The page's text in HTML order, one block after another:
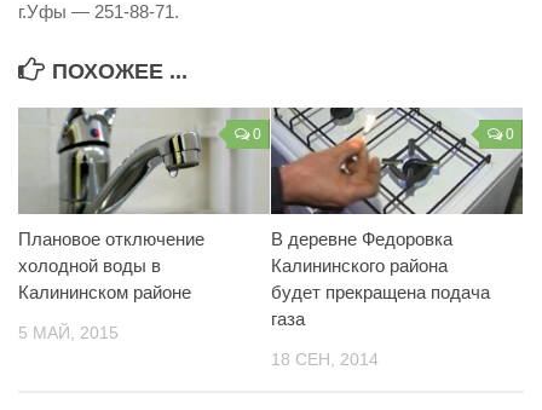
г.Уфы — 251-88-71.
ПОХОЖЕЕ ...
0
Плановое отключение
холодной воды в
Калининском районе
5 МАЙ, 2015
0
В деревне Федоровка
Калининского района
будет прекращена подача
газа
18 СЕН, 2014